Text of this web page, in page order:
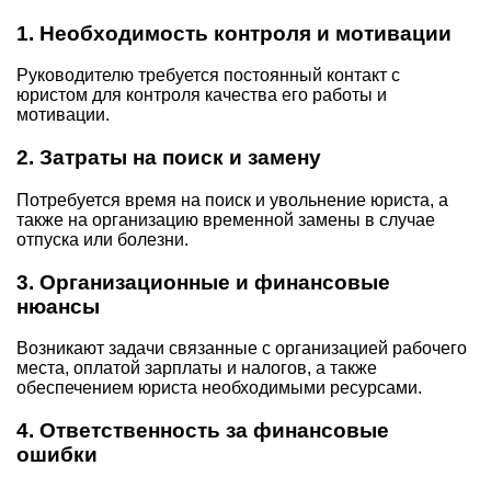
1. Необходимость контроля и мотивации
Руководителю требуется постоянный контакт с
юристом для контроля качества его работы и
мотивации.
2. Затраты на поиск и замену
Потребуется время на поиск и увольнение юриста, а
также на организацию временной замены в случае
отпуска или болезни.
3. Организационные и финансовые
нюансы
Возникают задачи связанные с организацией рабочего
места, оплатой зарплаты и налогов, а также
обеспечением юриста необходимыми ресурсами.
4. Ответственность за финансовые
ошибки